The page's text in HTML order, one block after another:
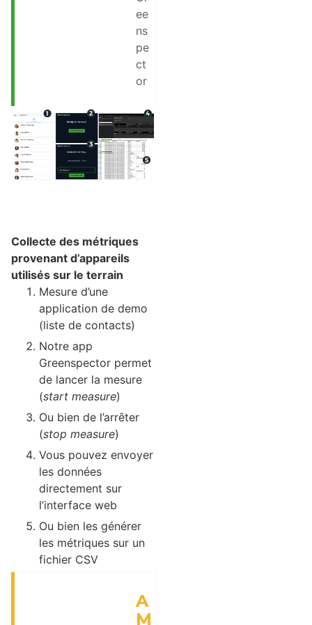
ee
ns
pe
ct
or
Collecte des métriques
provenant d’appareils
utilisés sur le terrain
Mesure d’une
application de demo
(liste de contacts)
Notre app
Greenspector permet
de lancer la mesure
(start measure)
Ou bien de l’arrêter
(stop measure)
Vous pouvez envoyer
les données
directement sur
l’interface web
Ou bien les générer
les métriques sur un
fichier CSV
A
M